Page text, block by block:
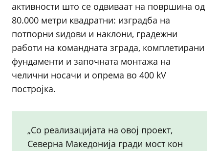
активности што се одвиваат на површина од
80.000 метри квадратни: изградба на
потпорни ѕидови и наклони, градежни
работи на командната зграда, комплетирани
фундаменти и започната монтажа на
челични носачи и опрема во 400 kV
постројка.
„Со реализацијата на овој проект,
Северна Македонија гради мост кон